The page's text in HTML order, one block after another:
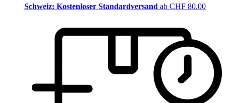
Schweiz: Kostenloser Standardversand ab CHF 80.00